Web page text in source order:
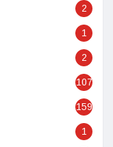
2
1
2
107
159
1